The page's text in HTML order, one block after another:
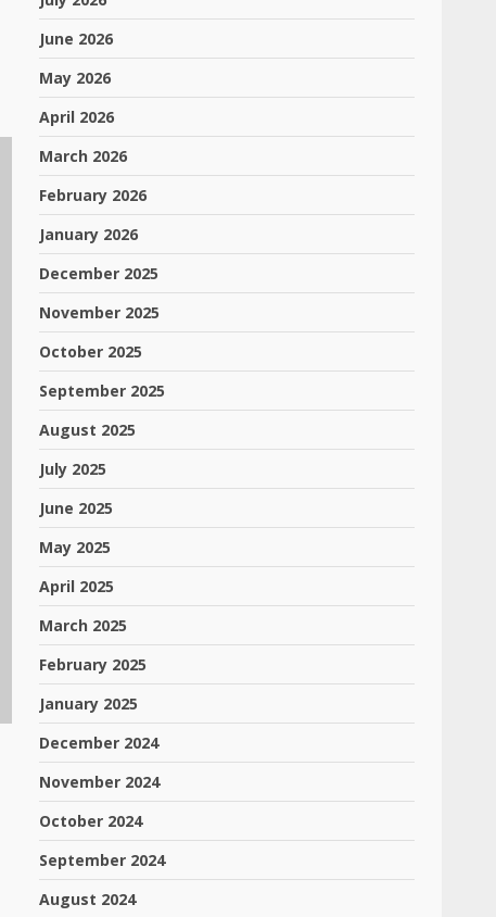
June 2026
May 2026
April 2026
March 2026
February 2026
January 2026
December 2025
November 2025
October 2025
September 2025
August 2025
July 2025
June 2025
May 2025
April 2025
March 2025
February 2025
January 2025
December 2024
November 2024
October 2024
September 2024
August 2024